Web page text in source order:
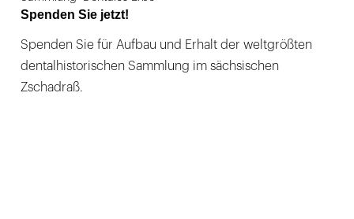
Spenden Sie jetzt!
Spenden Sie für Aufbau und Erhalt der weltgrößten
dentalhistorischen Sammlung im sächsischen
Zschadraß.